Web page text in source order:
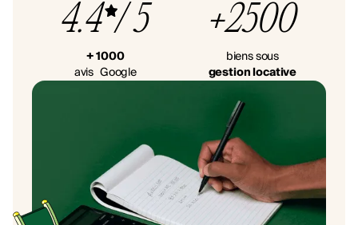
4.4 / 5
+ 1000
avis Google
+2500
biens sous
gestion locative